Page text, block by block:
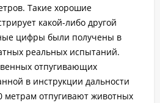
Такие хорошие
какой-либо другой
цифры были получены в
реальных испытаний.
отпугивающих
в инструкции дальности
метрам отпугивают животных